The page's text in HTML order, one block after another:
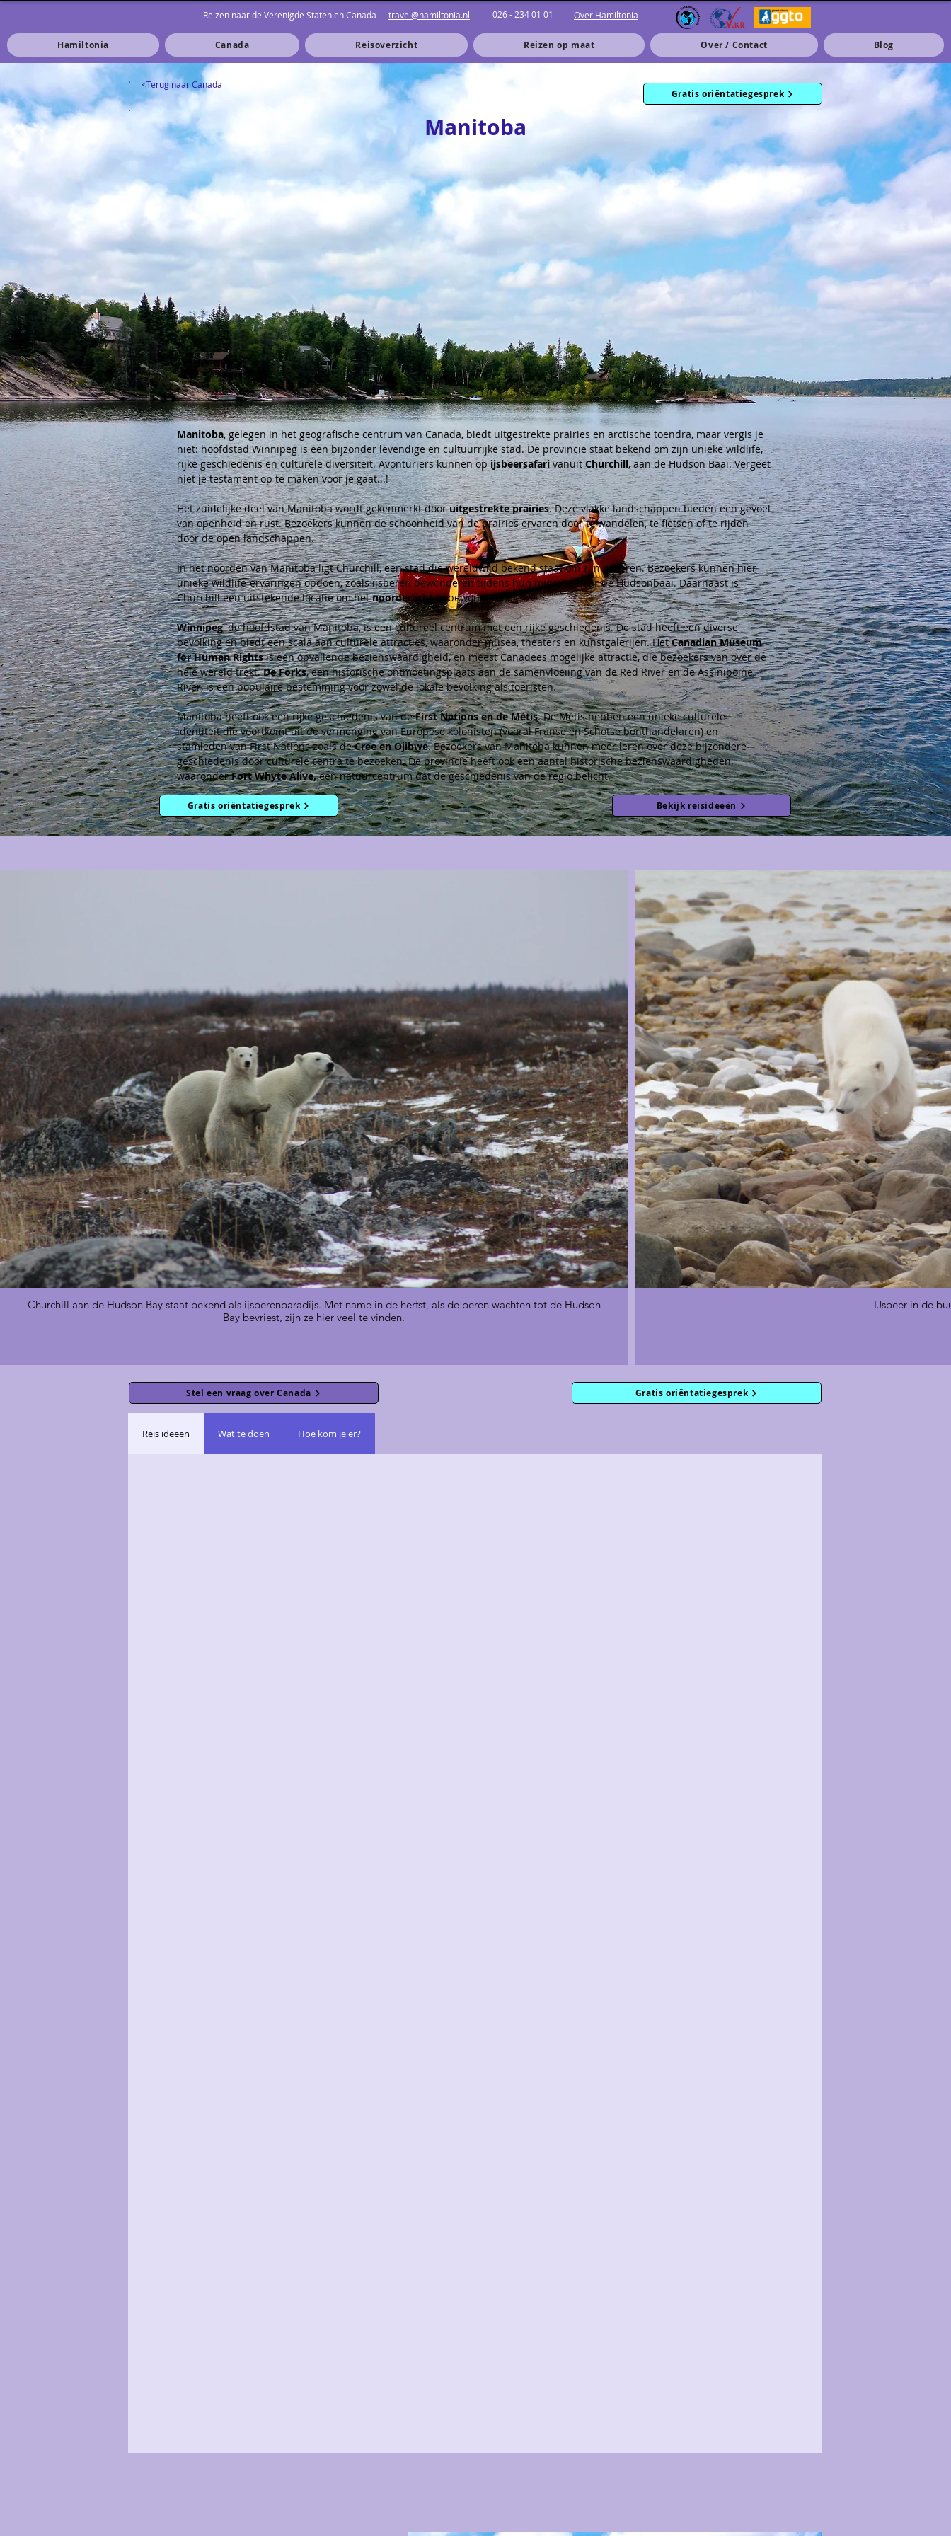
Reizen naar de Verenigde Staten en Canada travel@hamiltonia.nl 026 - 234 01 01 Over Hamiltonia
Hamiltonia Canada Reisoverzicht Reizen op maat Over / Contact Blog
<Terug naar Canada
Gratis oriëntatiegesprek
Manitoba
Manitoba, gelegen in het geografische centrum van Canada, biedt uitgestrekte prairies en arctische toendra, maar vergis je
niet: hoofdstad Winnipeg is een bijzonder levendige en cultuurrijke stad. De provincie staat bekend om zijn unieke wildlife,
rijke geschiedenis en culturele diversiteit. Avonturiers kunnen op ijsbeersafari vanuit Churchill, aan de Hudson Baai. Vergeet
niet je testament op te maken voor je gaat...!
Het zuidelijke deel van Manitoba wordt gekenmerkt door uitgestrekte prairies. Deze vlakke landschappen bieden een gevoel
van openheid en rust. Bezoekers kunnen de schoonheid van de prairies ervaren door te wandelen, te fietsen of te rijden
door de open landschappen.
In het noorden van Manitoba ligt Churchill, een stad die wereldwijd bekend staat om zijn ijsberen. Bezoekers kunnen hier
unieke wildlife-ervaringen opdoen, zoals ijsberen bewonderen tijdens hun migratie naar de Hudsonbaai. Daarnaast is
Churchill een uitstekende locatie om het noorderlicht te bewonderen.
Winnipeg, de hoofdstad van Manitoba, is een cultureel centrum met een rijke geschiedenis. De stad heeft een diverse
bevolking en biedt een scala aan culturele attracties, waaronder musea, theaters en kunstgalerijen. Het Canadian Museum
for Human Rights is een opvallende bezienswaardigheid, en meest Canadees mogelijke attractie, die bezoekers van over de
hele wereld trekt. De Forks, een historische ontmoetingsplaats aan de samenvloeiing van de Red River en de Assiniboine
River, is een populaire bestemming voor zowel de lokale bevolking als toeristen.
Manitoba heeft ook een rijke geschiedenis van de First Nations en de Métis. De Métis hebben een unieke culturele
identiteit die voortkomt uit de vermenging van Europese kolonisten (vooral Franse en Schotse bonthandelaren) en
stamleden van First Nations zoals de Cree en Ojibwe. Bezoekers van Manitoba kunnen meer leren over deze bijzondere
geschiedenis door culturele centra te bezoeken. De provincie heeft ook een aantal historische bezienswaardigheden,
waaronder Fort Whyte Alive, een natuurcentrum dat de geschiedenis van de regio belicht.
Gratis oriëntatiegesprek Bekijk reisideeën
Churchill aan de Hudson Bay staat bekend als ijsberenparadijs. Met name in de herfst, als de beren wachten tot de Hudson
Bay bevriest, zijn ze hier veel te vinden.
IJsbeer in de
Stel een vraag over Canada Gratis oriëntatiegesprek
Reis ideeën Wat te doen Hoe kom je er?